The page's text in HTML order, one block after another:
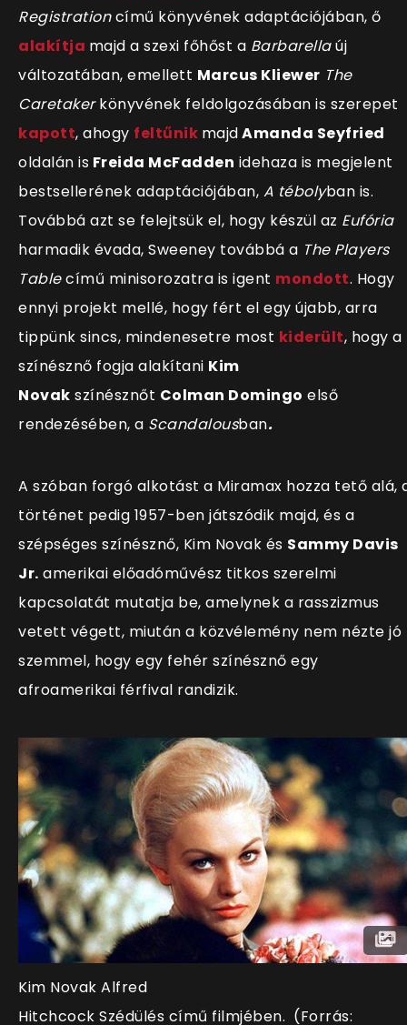
Registrationcímű könyvének adaptációjában, ő
alakítja majd a szexi főhőst a Barbarellaúj
változatában, emellett Marcus Kliewer The
Caretakerkönyvének feldolgozásában is szerepet
kapott, ahogy feltűnik majdAmanda Seyfried
oldalán is Freida McFadden idehaza is megjelent
bestsellerének adaptációjában, A tébolyban is.
Továbbá azt se felejtsük el, hogy készül az Eufória
harmadik évada, Sweeney továbbá a The Players
Tablecímű minisorozatra is igent mondott. Hogy
ennyi projekt mellé, hogy fért el egy újabb, arra
tippünk sincs, mindenesetre most kiderült, hogy a
színésznő fogja alakítani Kim
Novak színésznőt Colman Domingo első
rendezésében, a Scandalousban.
A szóban forgó alkotást a Miramax hozza tető alá,
történet pedig 1957-ben játszódik majd, és a
szépséges színésznő, Kim Novak és Sammy Davis
Jr. amerikai előadóművész titkos szerelmi
kapcsolatát mutatja be, amelynek a rasszizmus
vetett végett, miután a közvélemény nem nézte jó
szemmel, hogy egy fehér színésznő egy
afroamerikai férfival randizik.
Kim Novak Alfred
Hitchcock Szédülés című filmjében. (Forrás: